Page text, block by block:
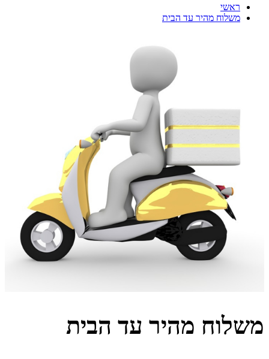
ראשי
משלוח מהיר עד הבית
משלוח מהיר עד הבית